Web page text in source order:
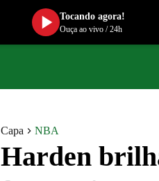
Capa NBA
Harden
Tocando agora!
Ouça ao vivo/24h